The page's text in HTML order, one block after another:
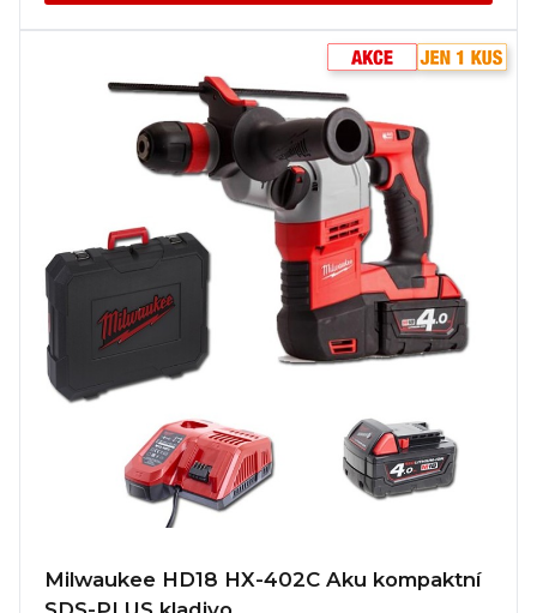
Milwaukee HD18 HX-402C Aku kompaktní